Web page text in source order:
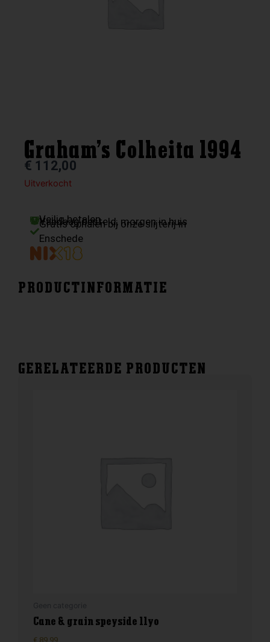
Graham’s Colheita 1994
€ 112,00
Uitverkocht
Veilig betalen
Vandaag besteld, morgen in huis
Gratis ophalen bij onze slijterij in
Enschede
PRODUCTINFORMATIE
GERELATEERDE PRODUCTEN
Cane & grain speyside 11yo
€ 89,99